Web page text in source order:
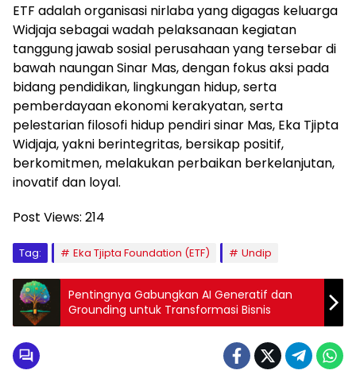
ETF adalah organisasi nirlaba yang digagas keluarga
Widjaja sebagai wadah pelaksanaan kegiatan
tanggung jawab sosial perusahaan yang tersebar di
bawah naungan Sinar Mas, dengan fokus aksi pada
bidang pendidikan, lingkungan hidup, serta
pemberdayaan ekonomi kerakyatan, serta
pelestarian filosofi hidup pendiri sinar Mas, Eka Tjipta
Widjaja, yakni berintegritas, bersikap positif,
berkomitmen, melakukan perbaikan berkelanjutan,
inovatif dan loyal.
Post Views: 214
Tag: Eka Tjipta Foundation (ETF) Undip
Pentingnya Gabungkan AI Generatif dan
Grounding untuk Transformasi Bisnis